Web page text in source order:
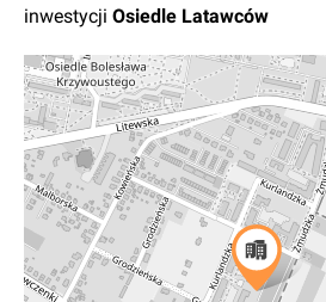
inwestycji Osiedle Latawców